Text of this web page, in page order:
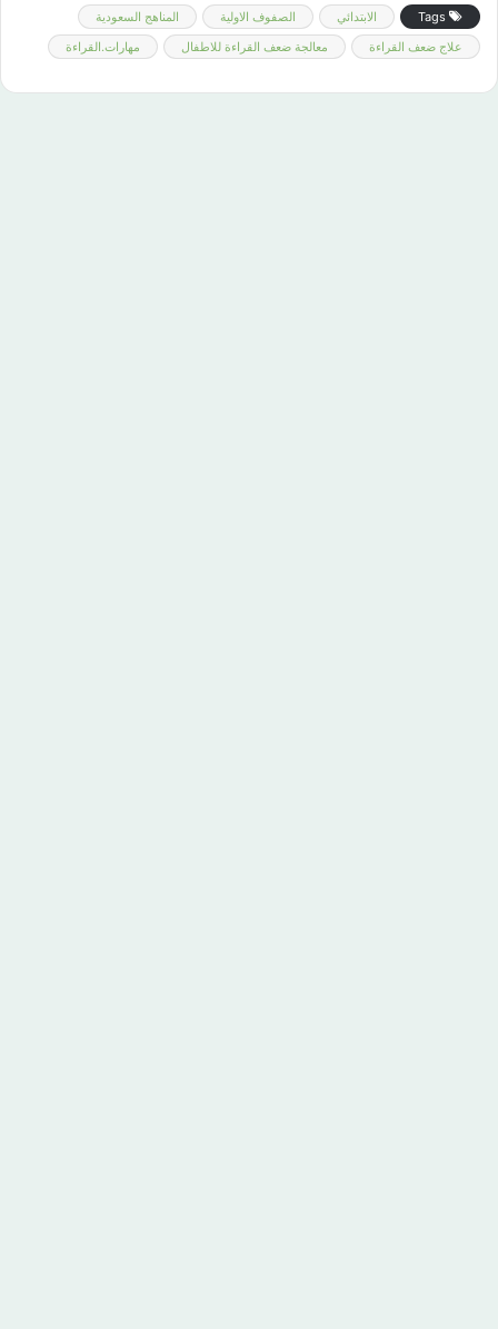
الابتدائي الصفوف الاولية
المناهج السعودية
علاج ضعف القراءة
معالجة ضعف القراءة للاطفال مهارات.القراءة